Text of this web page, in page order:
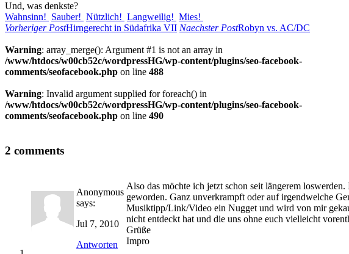
Und, was denkste?
Wahnsinn! Sauber! Nützlich! Langweilig! Mies!
Vorheriger PostHirngerecht in Südafrika VII Naechster PostRobyn vs. AC/DC
Warning: array_merge(): Argument #1 is not an array in
/www/htdocs/w00cb52c/wordpressHG/wp-content/plugins/seo-facebook-
comments/seofacebook.php on line 488
Warning: Invalid argument supplied for foreach() in
/www/htdocs/w00cb52c/wordpressHG/wp-content/plugins/seo-facebook-
comments/seofacebook.php on line 490
2 comments
Anonymous
says:
Jul 7, 2010
Antworten
Also das möchte ich jetzt schon seit längerem
geworden. Ganz unverkrampft oder auf irgendwelche
Musiktipp/Link/Video ein Nugget und wird von mir
nicht entdeckt hat und die uns ohne euch vielleicht
Grüße
Impro